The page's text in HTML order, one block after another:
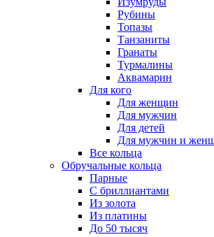
Рубины
Топазы
Танзаниты
Гранаты
Турмалины
Аквамарин
Для кого
Для женщин
Для мужчин
Для детей
Для мужчин и
Все кольца
Обручальные кольца
Парные
С бриллиантами
Из золота
Из платины
До 50 тысяч